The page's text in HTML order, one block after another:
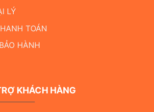
LÝ
TOÁN
HÀNH
KHÁCH HÀNG